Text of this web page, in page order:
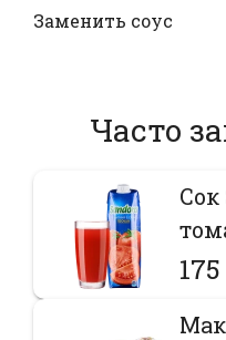
Заменить соус
Часто
Сок